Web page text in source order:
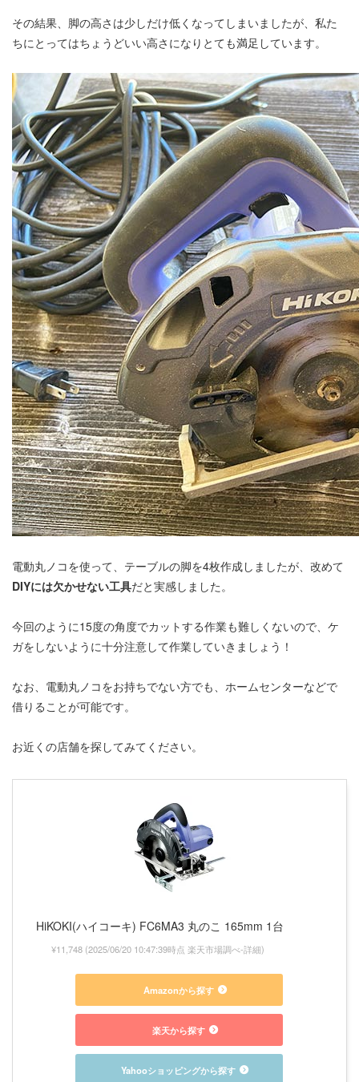
その結果、脚の高さは少しだけ低くなってしまいましたが、私た
ちにとってはちょうどいい高さになりとても満足しています。
電動丸ノコを使って、テーブルの脚を4枚作成しましたが、改めて
DIYには欠かせない工具だと実感しました。
今回のように15度の角度でカットする作業も難しくないので、ケ
ガをしないように十分注意して作業していきましょう！
なお、電動丸ノコをお持ちでない方でも、ホームセンターなどで
借りることが可能です。
お近くの店舗を探してみてください。
HiKOKI(ハイコーキ) FC6MA3 丸のこ 165mm 1台
¥11,748 (2025/06/20 10:47:39時点 楽天市場調べ-詳細)
Amazonから探す
楽天から探す
Yahooショッピングから探す